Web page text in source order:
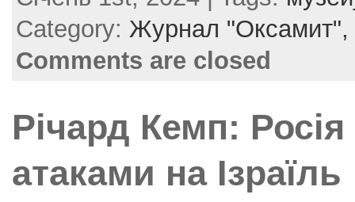
e
b
o
k
er e
st
l
e
Category: Журнал "Оксамит",
Comments are closed
Річард Кемп: Росія
атаками на Ізраїль